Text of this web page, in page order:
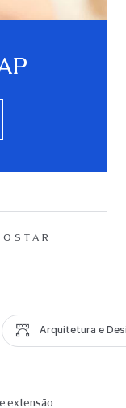
Arquitetura e
extensão